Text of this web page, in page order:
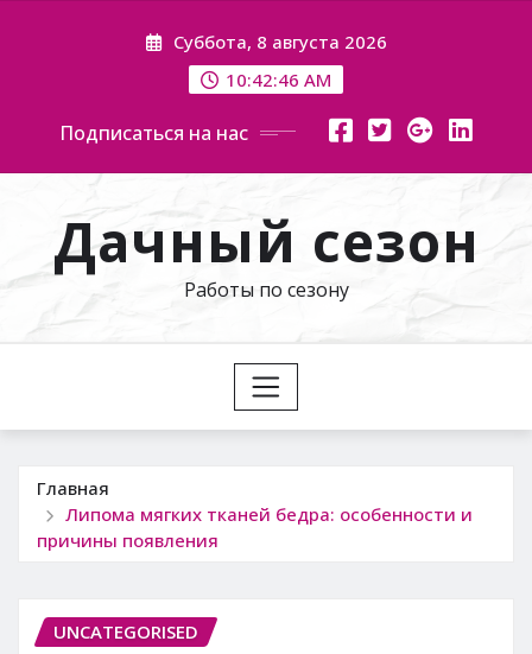
Суббота, 8 августа 2026
10:42:47 AM
Подписаться на нас
Дачный сезон
Работы по сезону
Главная
Липома мягких тканей бедра: особенности и
причины появления
UNCATEGORISED